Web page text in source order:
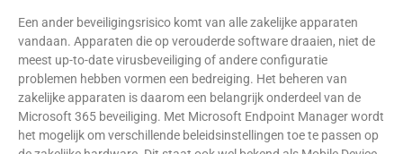
Een ander beveiligingsrisico komt van alle zakelijke apparaten
vandaan. Apparaten die op verouderde software draaien, niet de
meest up-to-date virusbeveiliging of andere configuratie
problemen hebben vormen een bedreiging. Het beheren van
zakelijke apparaten is daarom een belangrijk onderdeel van de
Microsoft 365 beveiliging. Met Microsoft Endpoint Manager wordt
het mogelijk om verschillende beleidsinstellingen toe te passen op